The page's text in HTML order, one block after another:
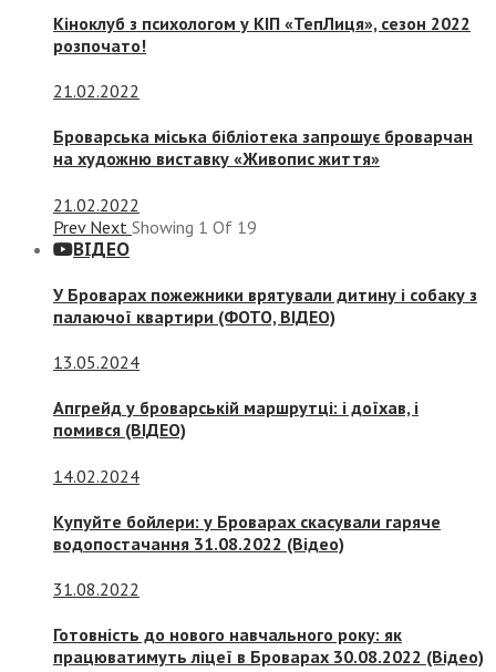
Кіноклуб з психологом у КІП «ТепЛиця», сезон 2022
розпочато!
21.02.2022
Броварська міська бібліотека запрошує броварчан
на художню виставку «Живопис життя»
21.02.2022
Prev Next Showing 1 Of 19
ВІДЕО
У Броварах пожежники врятували дитину і собаку з
палаючої квартири (ФОТО, ВІДЕО)
13.05.2024
Апгрейд у броварській маршрутці: і доїхав, і
помився (ВІДЕО)
14.02.2024
Купуйте бойлери: у Броварах скасували гаряче
водопостачання 31.08.2022 (Відео)
31.08.2022
Готовність до нового навчального року: як
працюватимуть ліцеї в Броварах 30.08.2022 (Відео)